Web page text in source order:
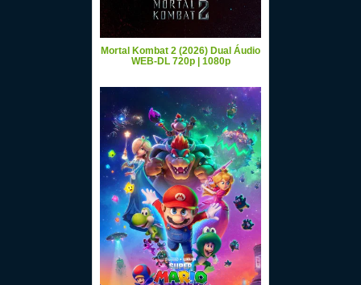
Mortal Kombat 2 (2026) Dual Áudio
WEB-DL 720p | 1080p